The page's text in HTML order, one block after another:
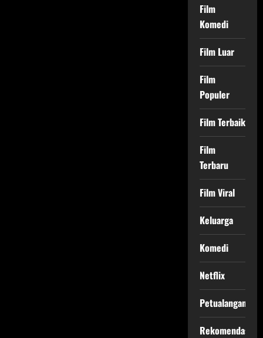
Film
Komedi
Film Luar
Film
Populer
Film Terbaik
Film
Terbaru
Film Viral
Keluarga
Komedi
Netflix
Petualangan
Rekomendasi